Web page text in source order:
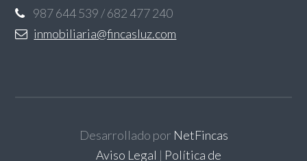
987 644 539 / 682 477 240
inmobiliaria@fincasluz.com
Desarrollado por NetFincas
Aviso Legal | Política de